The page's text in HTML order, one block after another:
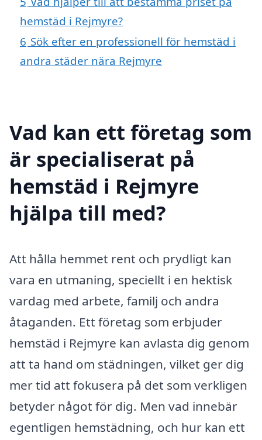
hemstäd i Rejmyre?
6 Sök efter en professionell för hemstäd i
andra städer nära Rejmyre
Vad kan ett företag som
är specialiserat på
hemstäd i Rejmyre
hjälpa till med?
Att hålla hemmet rent och prydligt kan
vara en utmaning, speciellt i en hektisk
vardag med arbete, familj och andra
åtaganden. Ett företag som erbjuder
hemstäd i Rejmyre kan avlasta dig genom
att ta hand om städningen, vilket ger dig
mer tid att fokusera på det som verkligen
betyder något för dig. Men vad innebär
egentligen hemstädning, och hur kan ett